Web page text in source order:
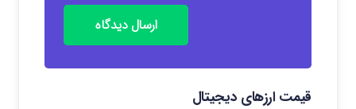
ارسال دیدگاه
قیمت ارزهای دیجیتال